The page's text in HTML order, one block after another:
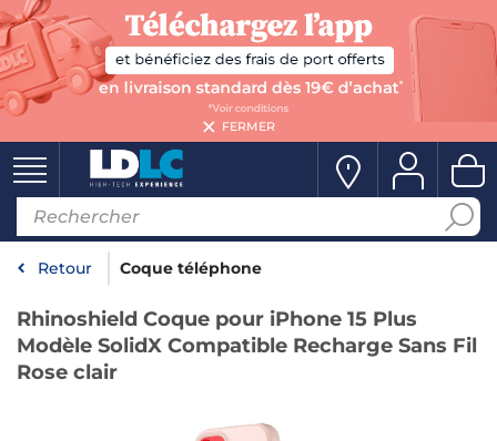
FERMER
Retour Coque téléphone
Rhinoshield Coque pour iPhone 15 Plus
Modèle SolidX Compatible Recharge Sans Fil
Rose clair